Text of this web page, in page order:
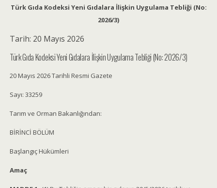
Türk Gıda Kodeksi Yeni Gıdalara İlişkin Uygulama Tebliği (No:
2026/3)
Tarih: 20 Mayıs 2026
Türk Gıda Kodeksi Yeni Gıdalara İlişkin Uygulama Tebliği (No: 2026/3)
20 Mayıs 2026 Tarihli Resmi Gazete
Sayı: 33259
Tarım ve Orman Bakanlığından:
BİRİNCİ BÖLÜM
Başlangıç Hükümleri
Amaç